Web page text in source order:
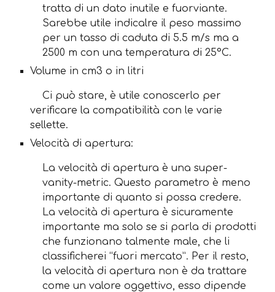
tratta di un dato inutile e fuorviante.
Sarebbe utile indicalre il peso massimo
per un tasso di caduta di 5.5 m/s ma a
2500 m con una temperatura di 25°C.
Volume in cm3 o in litri
Ci può stare, è utile conoscerlo per
verificare la compatibilità con le varie
sellette.
Velocità di apertura:
La velocità di apertura è una super-
vanity-metric. Questo parametro è meno
importante di quanto si possa credere.
La velocità di apertura è sicuramente
importante ma solo se si parla di prodotti
che funzionano talmente male, che li
classificherei “fuori mercato”. Per il resto,
la velocità di apertura non è da trattare
come un valore oggettivo, esso dipende